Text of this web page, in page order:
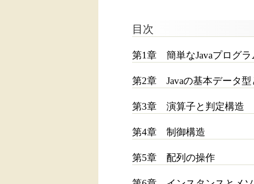
目次
第1章 簡単なJavaプログラ
第2章 Javaの基本データ型
第3章 演算子と判定構造
第4章 制御構造
第5章 配列の操作